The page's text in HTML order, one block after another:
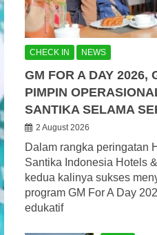
CHECK IN NEWS
GM FOR A DAY 2026,
PIMPIN
SANTIKA SELAMA
2 August 2026
Dalam rangka peringatan
Santika Indonesia Hotels
kedua kalinya sukses
program GM For A Day
edukatif